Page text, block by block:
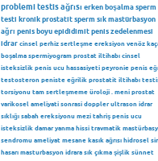
problemitestis ağrısı erken boşalmasperm
testi kronik prostatitspermsık mastürbasyon
ağrı penis boyuepididimitpenis zedelenmesi
idrar cinsel perhiz sertleşme ereksiyon venöz
boşalma spermiyogram prostat iltihabı cinsel
isteksizlik penis ucu hassasiyeti peyronie penis
testosteron peniste eğrilik prostatit iltihabı
torsiyonu tam sertleşmeme üroloji meni prostat
varikosel ameliyati sonrasi doppler ultrason idrar
sıklığı sabah ereksiyonu mezi tahriş penis ucu
isteksizlik damar yanma hissi travmatik
sendromu ameliyat mesane kasık ağrısı hidrosel
hasarı masturbasyon idrara sık çıkma şişlik sünnet